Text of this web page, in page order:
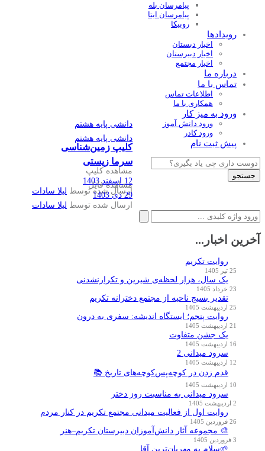
پیامرسان بله
پیامرسان ایتا
روبیکا
رویدادها
اخبار دبستان
اخبار دبیرستان
اخبار مجتمع
درباره ما
تماس با ما
اطلاعات تماس
همکاری با ما
ورود به میز کار
ورود دانش آموز
ورود کادر
پیش ثبت نام
Products
search
جستجو
دانشی پایه هشتم
کلیپ زمین‌شناسی
مشاهده کلیپ
12 اسفند 1403
ارسال شده توسط لیلا سادات
دانشی پایه هشتم
سرما زیستی
مشاهده فایل
29 دی 1403
ارسال شده توسط لیلا سادات
جستجو
برای:
آخرین اخبار...
روایت تکریم
25 تیر 1405
یک سال، هزار لحظه‌ی شیرین و تکرارنشدنی
23 خرداد 1405
تقدیر بسیج ناحیه از مجتمع دخترانه تکریم
25 اردیبهشت 1405
روایت پنجم؛ ایستگاه اندیشه: سفری به درون
21 اردیبهشت 1405
یک جشن متفاوت
16 اردیبهشت 1405
سرود میدانی 2
12 اردیبهشت 1405
قدم زدن در کوچه‌پس‌کوچه‌های تاریخ 📚
10 اردیبهشت 1405
سرود میدانی به مناسبت روز دختر
2 اردیبهشت 1405
روایت اول از فعالیت میدانی مجتمع تکریم در کنار مردم
26 فروردین 1405
🎨 مجموعه آثار دانش‌آموزان دبیرستان تکریم–هنر
3 فروردین 1405
🌱سلام به مهربان‌ترین آقا…